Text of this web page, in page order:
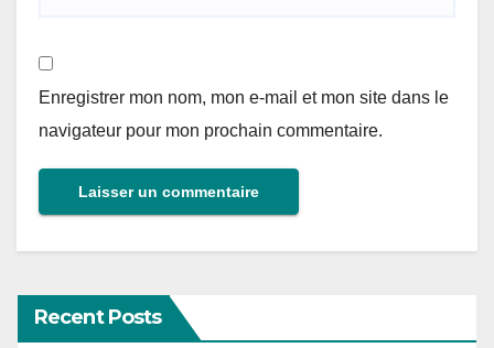
Enregistrer mon nom, mon e-mail et mon site dans le
navigateur pour mon prochain commentaire.
Recent Posts